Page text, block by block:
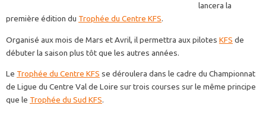
lancera la
première édition du Trophée du Centre KFS.
Organisé aux mois de Mars et Avril, il permettra aux pilotes KFS de
débuter la saison plus tôt que les autres années.
Le Trophée du Centre KFS se déroulera dans le cadre du Championnat
de Ligue du Centre Val de Loire sur trois courses sur le même principe
que le Trophée du Sud KFS.